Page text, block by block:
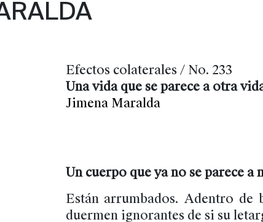
Efectos colaterales / No. 233
Una vida que se parece a otra
Jimena Maralda
Un cuerpo que ya no se parece a
Están arrumbados. Adentro de
duermen ignorantes de si su